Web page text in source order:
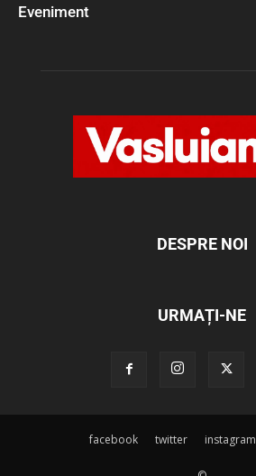
Eveniment
DESPRE NOI
URMAȚI-NE
facebook twitter instagram